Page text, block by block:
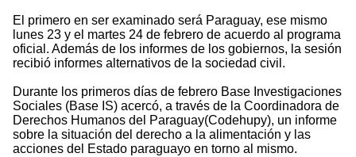
El primero en ser examinado será Paraguay, ese mismo
lunes 23 y el martes 24 de febrero de acuerdo al programa
oficial. Además de los informes de los gobiernos, la sesión
recibió informes alternativos de la sociedad civil.
Durante los primeros días de febrero Base Investigaciones
Sociales (Base IS) acercó, a través de la Coordinadora de
Derechos Humanos del Paraguay(Codehupy), un informe
sobre la situación del derecho a la alimentación y las
acciones del Estado paraguayo en torno al mismo.